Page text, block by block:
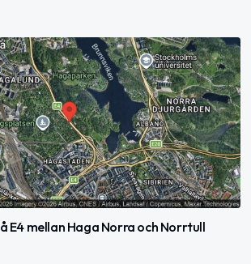
E4 mellan Haga Norra och Norrtull